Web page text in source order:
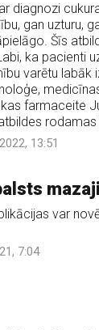
diagnozi
gan uzturu,
Šīs
ka pacienti
varētu labāk
farmaceite
13:51
var
7:04